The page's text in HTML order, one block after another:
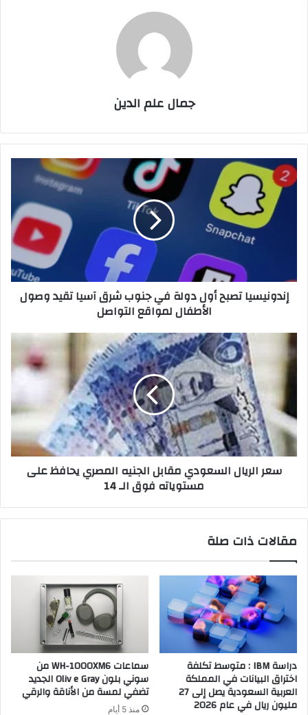
جمال علم الدين
إندونيسيا
تصبح
تقيد
وصول
إندونيسيا تصبح أول دولة في جنوب شرق آسيا تقيد وصول
الأطفال لمواقع التواصل
مقابل
المصري
يحافظ
على
مستوياته
سعر الريال السعودي مقابل الجنيه المصري يحافظ على
مستوياته فوق الـ 14
مقالات ذات صلة
دراسة IBM : متوسط تكلفة
اختراق البيانات في المملكة
العربية السعودية يصل إلى 27
مليون ريال في عام 2026
سماعات WH-1000XM6 من
سوني بلون Oliv e Gray الجديد
تضفي لمسة من الأناقة والرقي
منذ 5 أيام